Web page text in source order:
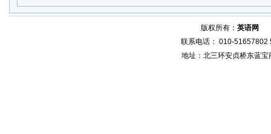
版权所有： 英语网
联系电话： 010-
地址：北三环安贞桥东蓝